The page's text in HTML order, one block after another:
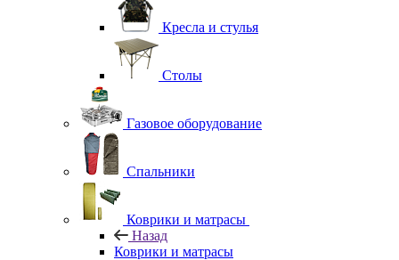
Кресла и стулья
Столы
Газовое оборудование
Спальники
Коврики и матрасы
Назад
Коврики и матрасы